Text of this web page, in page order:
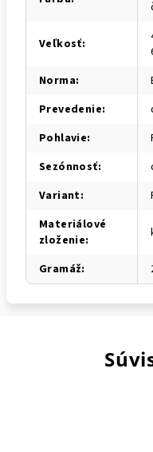
Veľkosť:
Norma:
Prevedenie:
Pohlavie:
Sezónnosť:
Variant:
Materiálové
zloženie:
Gramáž: